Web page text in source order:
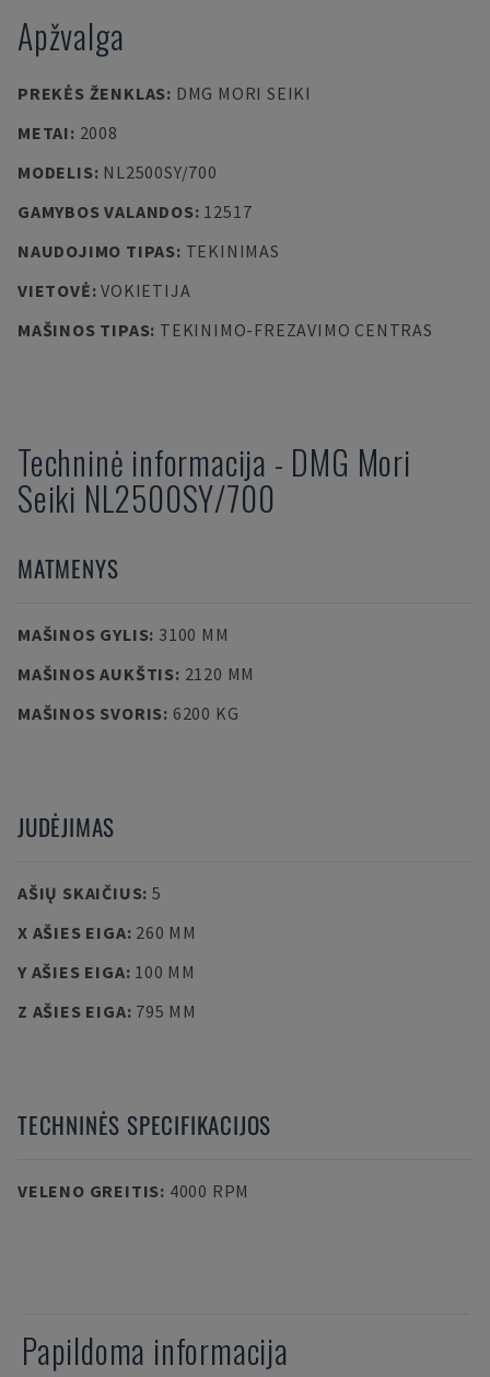
Apžvalga
PREKĖS ŽENKLAS: DMG MORI SEIKI
METAI: 2008
MODELIS: NL2500SY/700
GAMYBOS VALANDOS: 12517
NAUDOJIMO TIPAS: TEKINIMAS
VIETOVĖ:VOKIETIJA
MAŠINOS TIPAS: TEKINIMO-FREZAVIMO CENTRAS
Techninė informacija - DMG Mori
Seiki NL2500SY/700
MATMENYS
MAŠINOS GYLIS: 3100 MM
MAŠINOS AUKŠTIS: 2120 MM
MAŠINOS SVORIS: 6200 KG
JUDĖJIMAS
AŠIŲ SKAIČIUS: 5
X AŠIES EIGA: 260 MM
Y AŠIES EIGA: 100 MM
Z AŠIES EIGA: 795 MM
TECHNINĖS SPECIFIKACIJOS
VELENO GREITIS: 4000 RPM
Papildoma informacija